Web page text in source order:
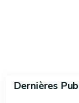
Dernières